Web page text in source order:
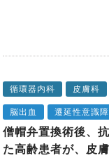
循環器内科 皮膚科
脳出血 遷延性意識
僧帽弁置換術後、
た高齢患者が、皮